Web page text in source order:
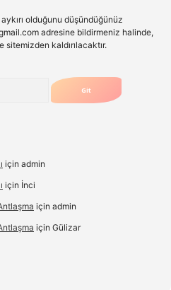
olduğunu düşündüğünüz
adresine bildirmeniz halinde,
kaldırılacaktır.
için admin
için İnci
için admin
için Gülizar